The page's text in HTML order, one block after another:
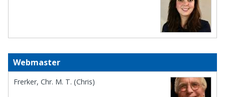
Webmaster
Frerker, Chr. M. T. (Chris)